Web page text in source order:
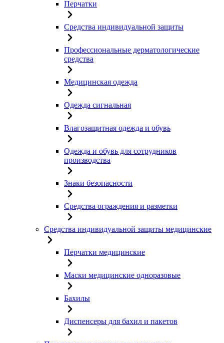
Перчатки
Средства индивидуальной защиты
Профессиональные дерматологические
средства
Медицинская одежда
Одежда сигнальная
Влагозащитная одежда и обувь
Одежда и обувь для сотрудников
производства
Знаки безопасности
Средства ограждения и разметки
Средства индивидуальной защиты медицинские
Перчатки медицинские
Маски медицинские одноразовые
Бахилы
Диспенсеры для бахил и пакетов